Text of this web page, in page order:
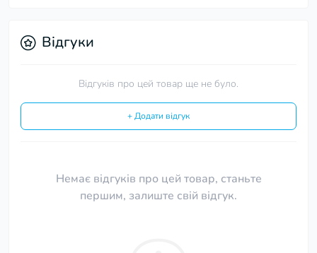
Відгуки
Відгуків про цей товар ще не було.
+ Додати відгук
Немає відгуків про цей товар, станьте
першим, залиште свій відгук.